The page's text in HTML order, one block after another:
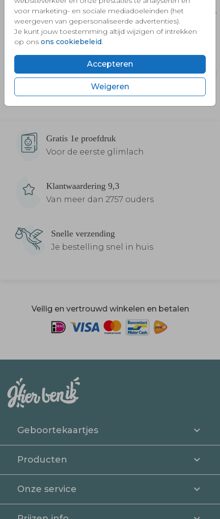
voor marketing- en sociale mediadoeleinden (het
weergeven van gepersonaliseerde advertenties).
Je kunt jouw toestemming altijd wijzigen of intrekken
op ons ons cookiebeleid.
Accepteren
Weigeren
Gratis 1e proefdruk
Voor de eerste glimlach
Klantwaardering 9,3
Van meer dan 2757 ouders
Snelle verzending
Je bestelling snel in huis
Veilig en vertrouwd winkelen en betalen
Geboortekaartjes
Producten
Onze service